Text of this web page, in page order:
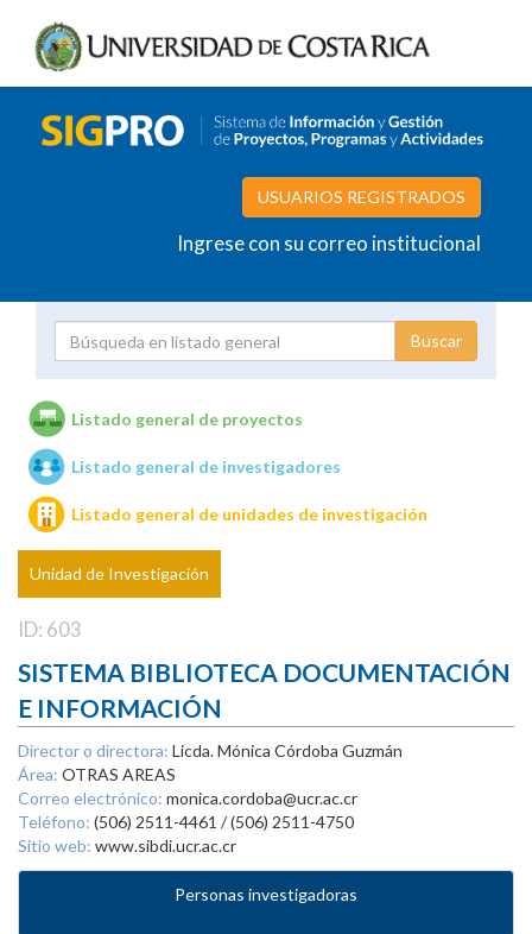
USUARIOS REGISTRADOS
Ingrese con su correo institucional
Unidades de investigación
Listado general de proyectos
Listado general de investigadores
Listado general de unidades de investigación
Unidad de Investigación
ID: 603
SISTEMA BIBLIOTECA DOCUMENTACIÓN
E INFORMACIÓN
Director o directora: Licda. Mónica Córdoba Guzmán
Área: OTRAS AREAS
Correo electrónico: monica.cordoba@ucr.ac.cr
Teléfono: (506) 2511-4461 / (506) 2511-4750
Sitio web: www.sibdi.ucr.ac.cr
Personas investigadoras